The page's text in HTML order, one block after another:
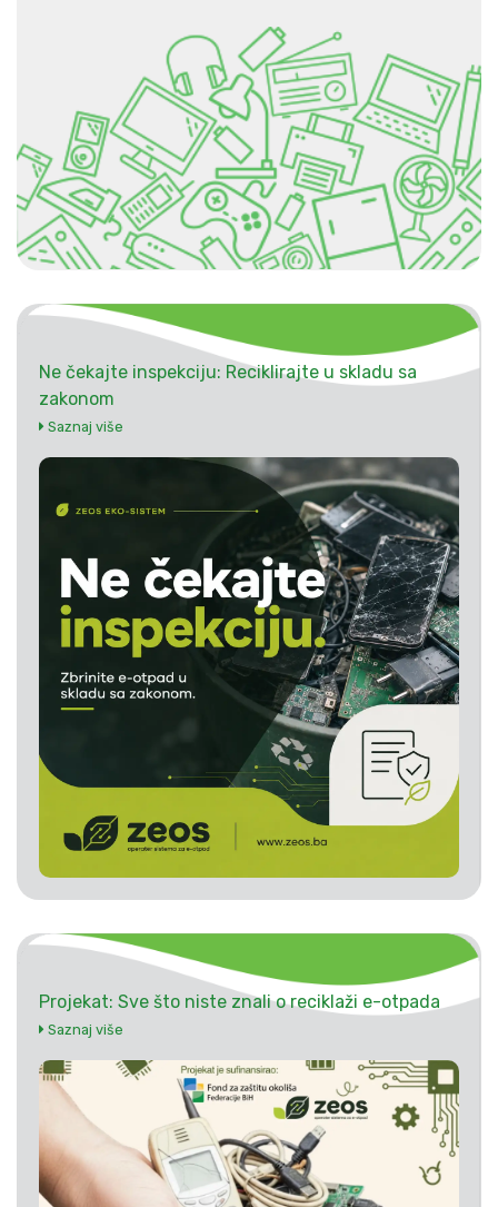
Ne čekajte inspekciju: Reciklirajte u skladu sa
zakonom
Saznaj više
Projekat: Sve što niste znali o reciklaži e-otpada
Saznaj više